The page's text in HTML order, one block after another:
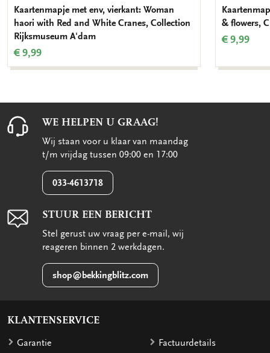
Kaartenmapje met env, vierkant: Woman
haori with Red and White Cranes, Collection
Rijksmuseum A'dam
€ 9,99
& flowers,
€ 9,99
WE HELPEN U GRAAG!
Wij staan voor u klaar van maandag
t/m vrijdag tussen 09:00 en 17:00
033-4613718
STUUR EEN BERICHT
Stel gerust uw vraag per e-mail, wij
reageren binnen 2 werkdagen.
shop@bekkingblitz.com
KLANTENSERVICE
Garantie
Factuurdetails